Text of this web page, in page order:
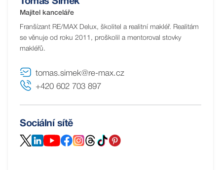
Majitel kanceláře
Franšízant RE/MAX Delux, školitel a realitní makléř. Realitám
se věnuje od roku 2011, proškolil a mentoroval stovky
makléřů.
tomas.simek@re-max.cz
+420 602 703 897
Sociální sítě